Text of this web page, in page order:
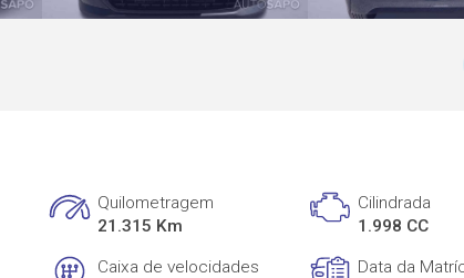
Quilometragem
21.315 Km
Cilindrada
1.998 CC
Caixa de velocidades
Data da